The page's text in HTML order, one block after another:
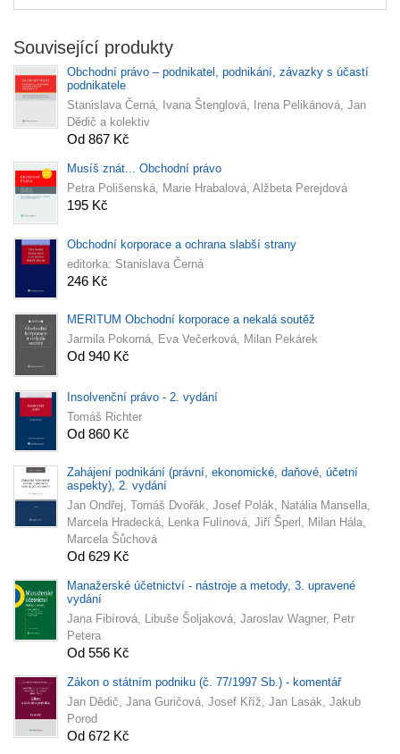
Související produkty
Obchodní právo – podnikatel, podnikání, závazky s účastí
podnikatele
Stanislava Černá, Ivana Štenglová, Irena Pelikánová, Jan
Dědič a kolektiv
Od 867 Kč
Musíš znát... Obchodní právo
Petra Polišenská, Marie Hrabalová, Alžbeta Perejdová
195 Kč
Obchodní korporace a ochrana slabší strany
editorka: Stanislava Černá
246 Kč
MERITUM Obchodní korporace a nekalá soutěž
Jarmila Pokorná, Eva Večerková, Milan Pekárek
Od 940 Kč
Insolvenční právo - 2. vydání
Tomáš Richter
Od 860 Kč
Zahájení podnikání (právní, ekonomické, daňové, účetní
aspekty), 2. vydání
Jan Ondřej, Tomáš Dvořák, Josef Polák, Natália Mansella,
Marcela Hradecká, Lenka Fulínová, Jiří Šperl, Milan Hála,
Marcela Šůchová
Od 629 Kč
Manažerské účetnictví - nástroje a metody, 3. upravené
vydání
Jana Fibírová, Libuše Šoljaková, Jaroslav Wagner, Petr
Petera
Od 556 Kč
Zákon o státním podniku (č. 77/1997 Sb.) - komentář
Jan Dědič, Jana Guričová, Josef Kříž, Jan Lasák, Jakub
Porod
Od 672 Kč